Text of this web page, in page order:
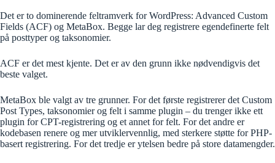
Det er to dominerende feltramverk for WordPress: Advanced Custom
Fields (ACF) og MetaBox. Begge lar deg registrere egendefinerte felt
på posttyper og taksonomier.
ACF er det mest kjente. Det er av den grunn ikke nødvendigvis det
beste valget.
MetaBox ble valgt av tre grunner. For det første registrerer det Custom
Post Types, taksonomier og felt i samme plugin – du trenger ikke ett
plugin for CPT-registrering og et annet for felt. For det andre er
kodebasen renere og mer utviklervennlig, med sterkere støtte for PHP-
basert registrering. For det tredje er ytelsen bedre på store datamengder.